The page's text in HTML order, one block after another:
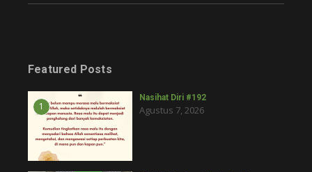
Featured Posts
1
Nasihat Diri #192
Agustus 7, 2026